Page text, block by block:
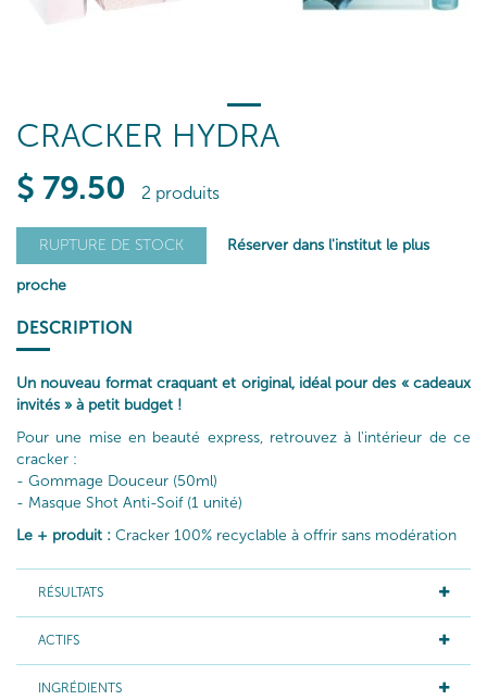
CRACKER HYDRA
$ 79.50 2 produits
RUPTURE DE STOCK Réserver dans l'institut le plus
proche
DESCRIPTION
Un nouveau format craquant et original, idéal pour des « cadeaux
invités » à petit budget !
Pour une mise en beauté express, retrouvez à l'intérieur de ce
cracker :
- Gommage Douceur (50ml)
- Masque Shot Anti-Soif (1 unité)
Le + produit : Cracker 100% recyclable à offrir sans modération
RÉSULTATS
ACTIFS
INGRÉDIENTS